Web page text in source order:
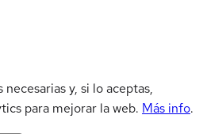
necesarias y, si lo aceptas,
para mejorar la web. Más info.